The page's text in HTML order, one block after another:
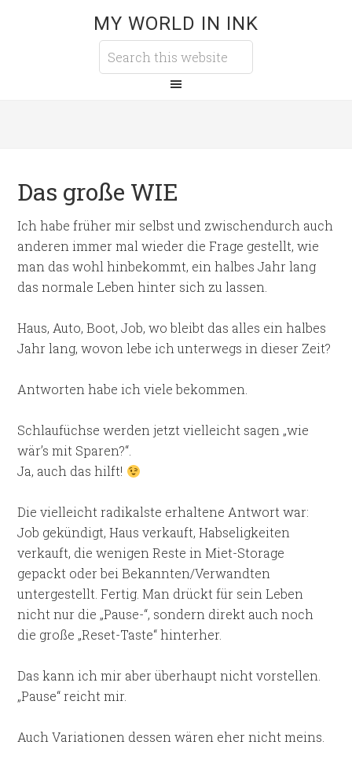
MY WORLD IN INK
Das große WIE
Ich habe früher mir selbst und zwischendurch auch
anderen immer mal wieder die Frage gestellt, wie
man das wohl hinbekommt, ein halbes Jahr lang
das normale Leben hinter sich zu lassen.
Haus, Auto, Boot, Job, wo bleibt das alles ein halbes
Jahr lang, wovon lebe ich unterwegs in dieser Zeit?
Antworten habe ich viele bekommen.
Schlaufüchse werden jetzt vielleicht sagen „wie
wär’s mit Sparen?“.
Ja, auch das hilft!
Die vielleicht radikalste erhaltene Antwort war:
Job gekündigt, Haus verkauft, Habseligkeiten
verkauft, die wenigen Reste in Miet-Storage
gepackt oder bei Bekannten/Verwandten
untergestellt. Fertig. Man drückt für sein Leben
nicht nur die „Pause-“, sondern direkt auch noch
die große „Reset-Taste“ hinterher.
Das kann ich mir aber überhaupt nicht vorstellen.
„Pause“ reicht mir.
Auch Variationen dessen wären eher nicht meins.